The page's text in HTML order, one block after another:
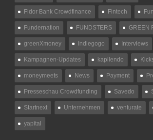
Fidor Bank Crowdfinance Fintech
Fundernation FUNDSTERS GREEN
greenXmoney Indiegogo Interviews
Kampagnen-Updates kapilendo
moneymeets News Payment
Presseschau Crowdfunding Savedo
Startnext Unternehmen venturate
yapital